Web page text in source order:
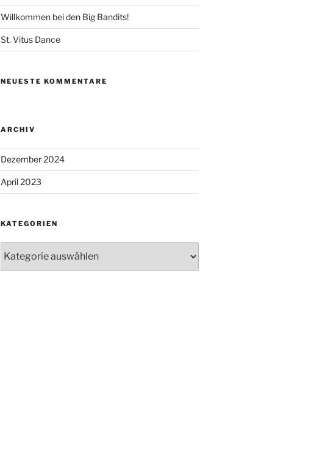
Willkommen bei den Big Bandits!
St. Vitus Dance
NEUESTE KOMMENTARE
ARCHIV
Dezember 2024
April 2023
KATEGORIEN